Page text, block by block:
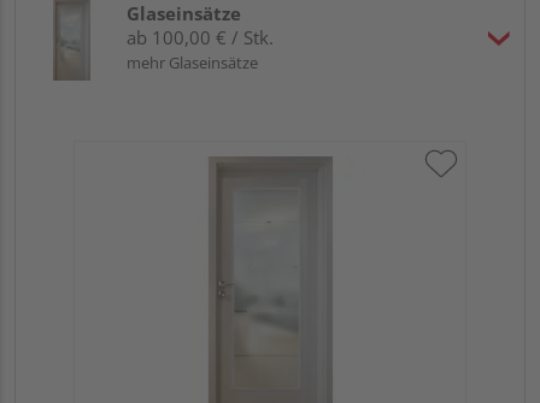
Glaseinsätze
ab 100,00 € / Stk.
mehr Glaseinsätze